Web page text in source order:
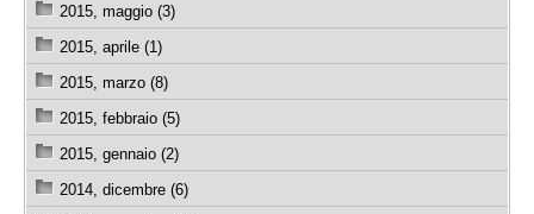
2015, maggio (3)
2015, aprile (1)
2015, marzo (8)
2015, febbraio (5)
2015, gennaio (2)
2014, dicembre (6)